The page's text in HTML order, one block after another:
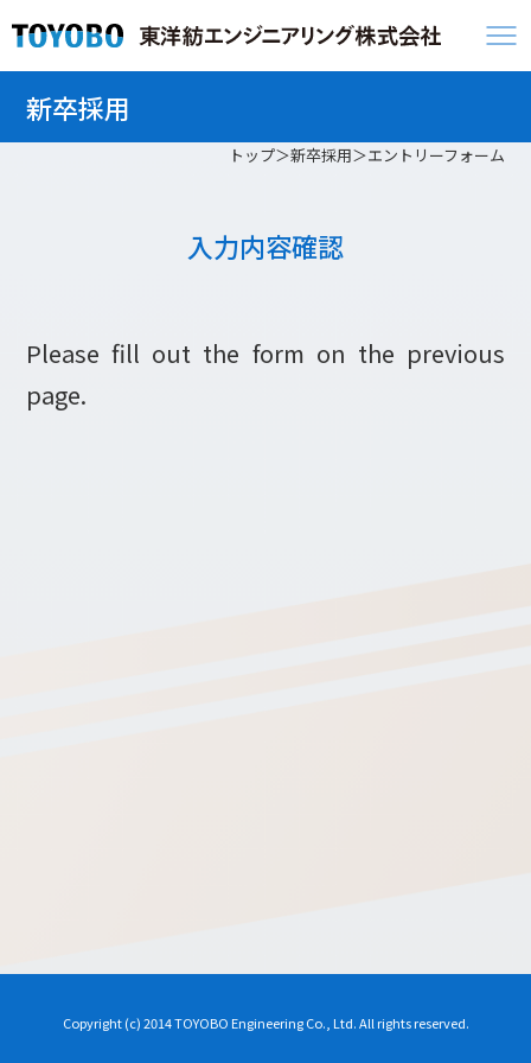
新卒採用
トップ 新卒採用 エントリーフォーム
入力内容確認
Please fill out the form on the previous
page.
Copyright (c) 2014 TOYOBO Engineering Co., Ltd. All rights reserved.